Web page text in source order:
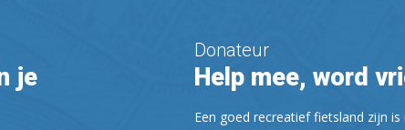
je
Donateur
Help mee, word
Een goed recreatief fietsland zijn is